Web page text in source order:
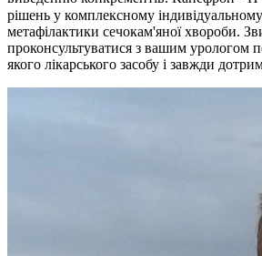
рішень у комплексному індивідуальному
метафілактики сечокам'яної хвороби.
проконсультуватися з вашим урологом
якого лікарського засобу і завжди